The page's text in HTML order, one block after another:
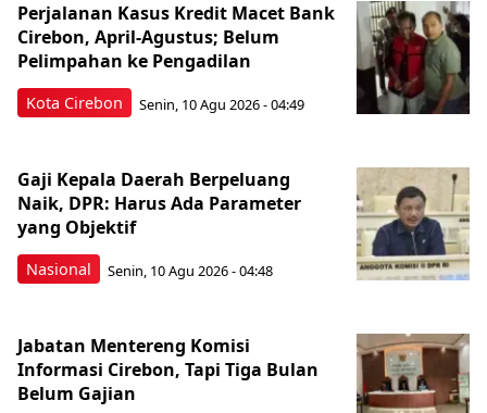
Kota Cirebon
Perjalanan Kasus Kredit Macet Bank
Cirebon, April-Agustus; Belum
Pelimpahan ke Pengadilan
Senin, 10 Agu 2026 - 04:49
Nasional
Gaji Kepala Daerah Berpeluang
Naik, DPR: Harus Ada Parameter
yang Objektif
Senin, 10 Agu 2026 - 04:48
Jabatan Mentereng Komisi
Informasi Cirebon, Tapi Tiga Bulan
Belum Gajian